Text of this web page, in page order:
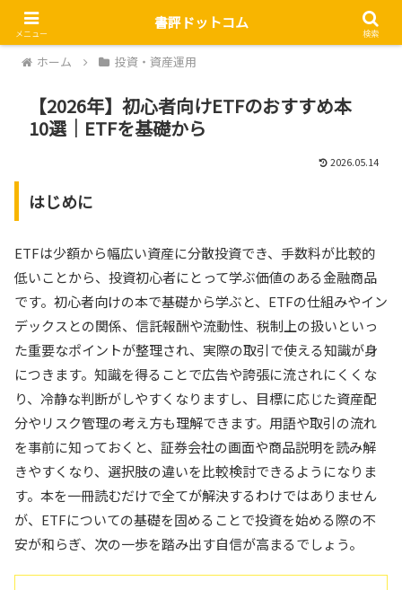
ホーム 投資・資産運用
【2026年】初心者向けETFのおすすめ本
10選｜ETFを基礎から
2026.05.14
はじめに
ETFは少額から幅広い資産に分散投資でき、手数料が比較的
低いことから、投資初心者にとって学ぶ価値のある金融商品
です。初心者向けの本で基礎から学ぶと、ETFの仕組みやイン
デックスとの関係、信託報酬や流動性、税制上の扱いといっ
た重要なポイントが整理され、実際の取引で使える知識が身
につきます。知識を得ることで広告や誇張に流されにくくな
り、冷静な判断がしやすくなりますし、目標に応じた資産配
分やリスク管理の考え方も理解できます。用語や取引の流れ
を事前に知っておくと、証券会社の画面や商品説明を読み解
きやすくなり、選択肢の違いを比較検討できるようになりま
す。本を一冊読むだけで全てが解決するわけではありません
が、ETFについての基礎を固めることで投資を始める際の不
安が和らぎ、次の一歩を踏み出す自信が高まるでしょう。
メニュー
書評ドットコム
検索